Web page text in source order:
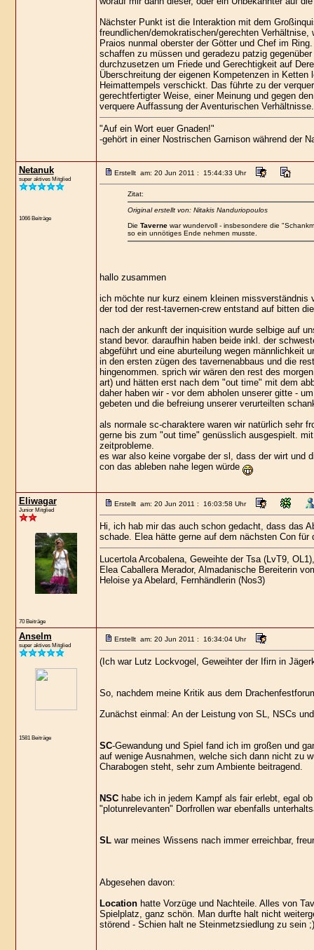
Nächster Punkt ist die Interaktion mit dem
freundlichen/demokratischen/gerechten
Praios nunmal oberster der Götter und Chef im
schaffen zu müssen und geradezu patzig
durchzusetzen um Friede und Gerechtigkeit auf
Überschreitung der eigenen Kompetenzen in
Heimattempels verschickt. Das führte zu der
gerechtfertigter Weise, einer Meinung und gegen
verquere Auffassung der Aventurischen
"Auf ein Wort euer Gnaden!"
-gehört in einer Nostrischen Garnison während der
Netanuk
super aktives Mitglied
1066 Beiträge
Erstellt am: 20 Jun 2011 : 15:44:33 Uhr
Zitat:
Original erstellt von: Nitakis Nanduriopoulos
Die Tavernewar wundervoll - insbesondere die
so ein unnötiges Ende nehmen musste.
hallo zusammen
ich möchte nur kurz einem kleinen missverständnis
der tod der rest-tavernen-crew entstand auf bitten
nach der ankunft der inquisition wurde selbige auf
stand bevor. daraufhin haben beide inkl. der
abgeführt und eine aburteilung wegen männlichkeit
in den ersten zügen des tavernenabbaus und die
hingenommen. sprich wir wären den rest des
art) und hätten erst nach dem "out time" mit dem
daher haben wir - vor dem abholen unserer gitte -
gebeten und die befreiung unserer verurteilten
als normale sc-charaktere waren wir natürlich sehr
gerne bis zum "out time" genüsslich ausgespielt.
zeitprobleme.
es war also keine vorgabe der sl, dass der wirt und
con das ableben nahe legen würde
Eliwagar
Junior Mitglied
70 Beiträge
Erstellt am: 20 Jun 2011 : 16:03:58 Uhr
Hi, ich hab mir das auch schon gedacht, dass das
schade. Elea hätte gerne auf dem nächsten Con
Lucertola Arcobalena, Geweihte der Tsa (LvT9, OL1),
Elea Caballera Merador, Almadanische Bereiterin
Heloise ya Abelard, Fernhändlerin (Nos3)
Anselm
super aktives Mitglied
1581 Beiträge
Erstellt am: 20 Jun 2011 : 16:34:04 Uhr
(Ich war Lutz Lockvogel, Geweihter der Ifirn in
So, nachdem meine Kritik aus dem
Zunächst einmal: An der Leistung von SL, NSCs
SC-Gewandung und Spiel fand ich im großen und
auf wenige Ausnahmen, welche sich dann nicht zu
Charabogen steht, sehr zum Ambiente beitragend.
NSC habe ich in jedem Kampf als fair erlebt, egal
"plotunrelevanten" Dorfrollen war ebenfalls
SL war meines Wissens nach immer erreichbar,
Abgesehen davon:
Location hatte Vorzüge und Nachteile. Alles von
Spielplatz, ganz schön. Man durfte halt nicht
störend - Schien halt ne Steinmetzsiedlung zu sein